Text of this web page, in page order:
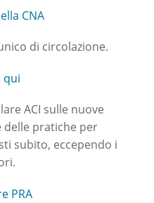
CNA
di circolazione.
qui
ACI sulle nuove
delle pratiche per
subito, eccependo i
PRA